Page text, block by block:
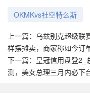
OKMKvs社空特么斯
上一篇： 乌兹别克超级联
样摆摊卖，商家称如今订
下一篇： 皇冠信用盘登2_
测，美女总理三月内必下